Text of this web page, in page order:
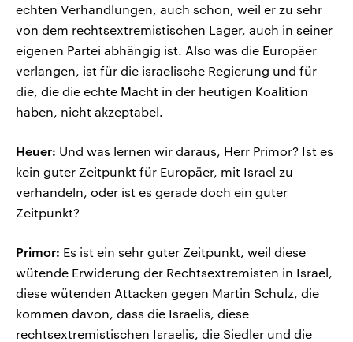
echten Verhandlungen, auch schon, weil er zu sehr
von dem rechtsextremistischen Lager, auch in seiner
eigenen Partei abhängig ist. Also was die Europäer
verlangen, ist für die israelische Regierung und für
die, die die echte Macht in der heutigen Koalition
haben, nicht akzeptabel.
Heuer: Und was lernen wir daraus, Herr Primor? Ist es
kein guter Zeitpunkt für Europäer, mit Israel zu
verhandeln, oder ist es gerade doch ein guter
Zeitpunkt?
Primor: Es ist ein sehr guter Zeitpunkt, weil diese
wütende Erwiderung der Rechtsextremisten in Israel,
diese wütenden Attacken gegen Martin Schulz, die
kommen davon, dass die Israelis, diese
rechtsextremistischen Israelis, die Siedler und die